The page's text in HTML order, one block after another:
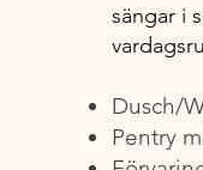
sängar i
Dusch/
Pentry